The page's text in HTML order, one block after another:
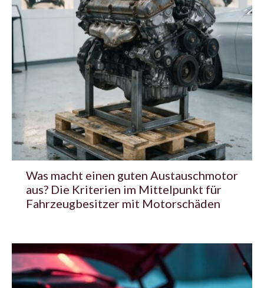
Was macht einen guten Austauschmotor
aus? Die Kriterien im Mittelpunkt für
Fahrzeugbesitzer mit Motorschäden